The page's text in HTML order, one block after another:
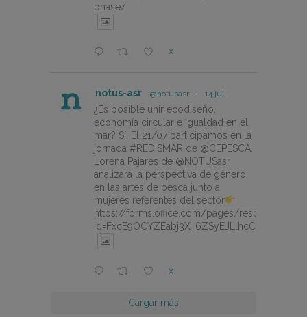
phase/
X
notus-asr @notusasr · 14 jul.
¿Es posible unir ecodiseño,
economía circular e igualdad en el
mar? Sí. El 21/07 participamos en la
jornada #REDISMAR de @CEPESCA.
Lorena Pajares de @NOTUSasr
analizará la perspectiva de género
en las artes de pesca junto a
mujeres referentes del sector
https://forms.office.com/pages/
X
Cargar más